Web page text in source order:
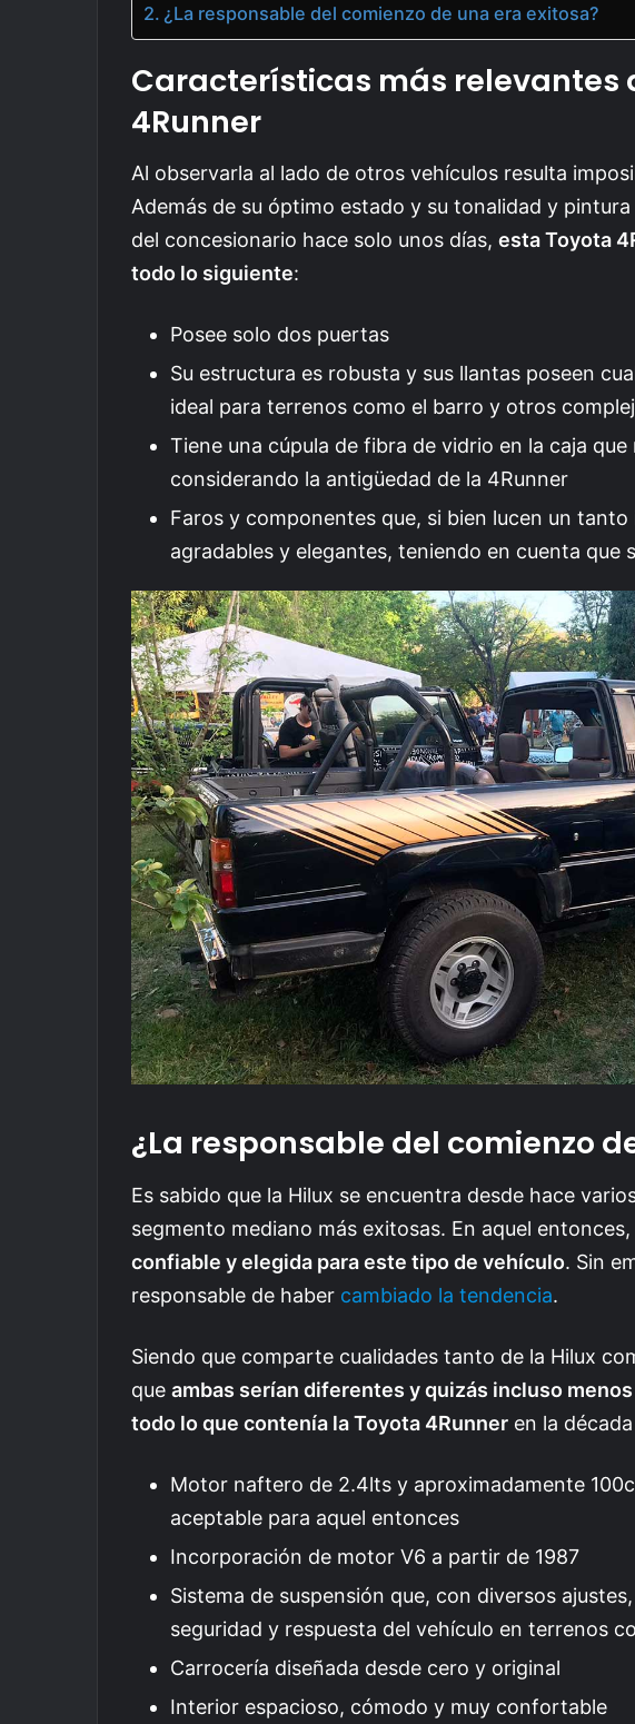
¿La responsable del comienzo de una era exitosa?
Características más relevantes
4Runner
Al observarla al lado de otros vehículos resulta
Además de su óptimo estado y su tonalidad y
del concesionario hace solo unos días, esta Toyota
todo lo siguiente:
Posee solo dos puertas
Su estructura es robusta y sus llantas poseen
ideal para terrenos como el barro y otros
Tiene una cúpula de fibra de vidrio en la caja
considerando la antigüedad de la 4Runner
Faros y componentes que, si bien lucen un
agradables y elegantes, teniendo en cuenta que
¿La responsable del comienzo
Es sabido que la Hilux se encuentra desde hace
segmento mediano más exitosas. En aquel entonces,
confiable y elegida para este tipo de vehículo. Sin
responsable de haber cambiado la tendencia.
Siendo que comparte cualidades tanto de la Hilux
que ambas serían diferentes y quizás incluso
todo lo que contenía la Toyota 4Runner en la década
Motor naftero de 2.4lts y aproximadamente
aceptable para aquel entonces
Incorporación de motor V6 a partir de 1987
Sistema de suspensión que, con diversos
seguridad y respuesta del vehículo en terrenos
Carrocería diseñada desde cero y original
Interior espacioso, cómodo y muy confortable